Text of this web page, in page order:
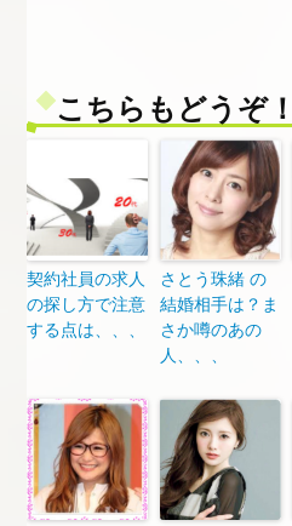
こちらもどうぞ！
契約社員の求人
の探し方で注意
する点は、、、
さとう珠緒 の
結婚相手は？ま
さか噂のあの
人、、、